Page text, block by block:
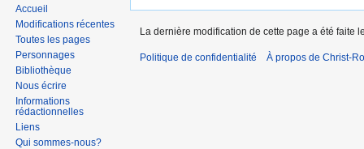
navigation
recherche
Accueil
Modifications récentes
Toutes les pages
Personnages
Bibliothèque
Nous écrire
Informations
rédactionnelles
Liens
Qui sommes-nous?
La dernière modification de cette page a été faite
Politique de confidentialité À propos de Christ-